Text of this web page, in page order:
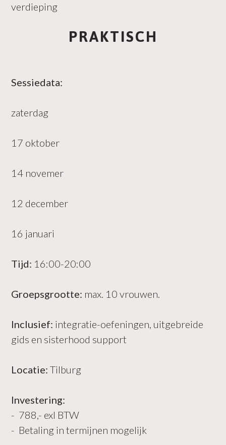
verdieping
PRAKTISCH
Sessiedata:
zaterdag
17 oktober
14 novemer
12 december
16 januari
Tijd: 16:00-20:00
Groepsgrootte: max. 10 vrouwen.
Inclusief: integratie-oefeningen, uitgebreide
gids en sisterhood support
Locatie: Tilburg
Investering:
- 788,- exl BTW
- Betaling in termijnen mogelijk